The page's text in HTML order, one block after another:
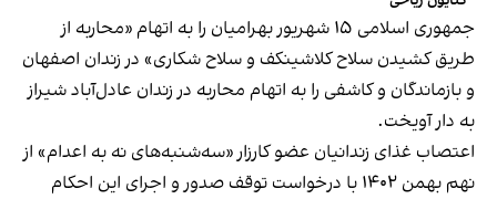
جمهوری اسلامی ۱۵ شهریور بهرامیان را به اتهام «محاربه از
طریق کشیدن سلاح کلاشینکف و سلاح شکاری» در زندان اصفهان
و بازماندگان و کاشفی را به اتهام محاربه در زندان عادل‌آباد شیراز
به دار آویخت.
اعتصاب غذای زندانیان عضو کارزار «سه‌شنبه‌های نه به اعدام» از
نهم بهمن ۱۴۰۲ با درخواست توقف صدور و اجرای این احکام